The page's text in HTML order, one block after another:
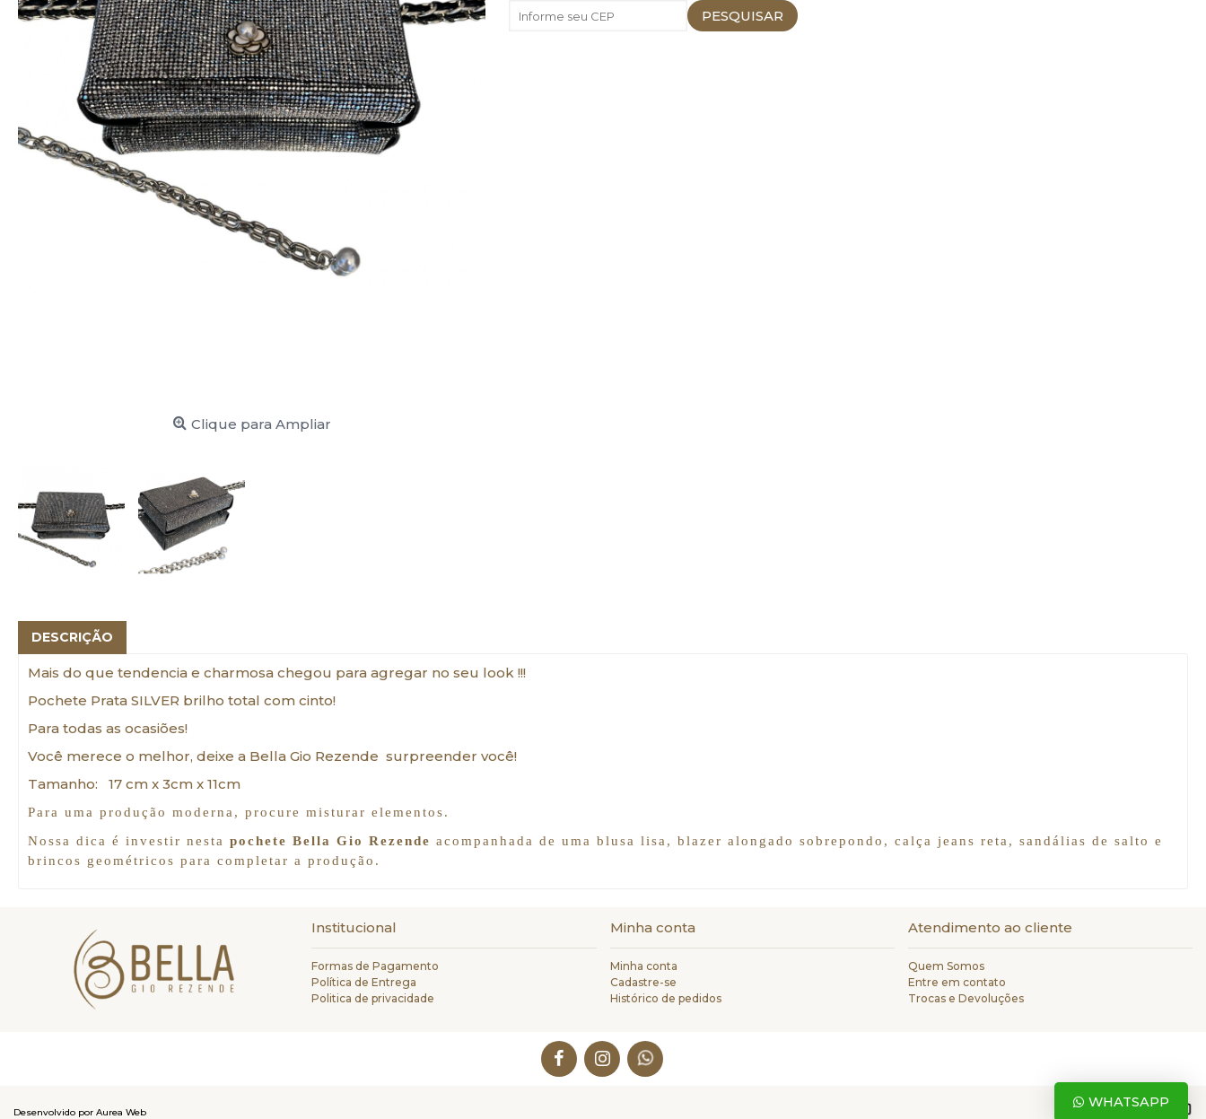
Clique para Ampliar
DESCRIÇÃO
Mais do que tendencia e charmosa chegou para agregar no seu look !!!
Pochete Prata SILVER brilho total com cinto!
Para todas as ocasiões!
Você merece o melhor, deixe a Bella Gio Rezende surpreender você!
Tamanho: 17 cm x 3cm x 11cm
Para uma produção moderna, procure misturar elementos.
Nossa dica é investir nesta pochete Bella Gio Rezende acompanhada de uma blusa lisa, blazer alongado sobrepondo, calça jeans reta, sandálias de salto e
brincos geométricos para completar a produção.
Institucional
Formas de Pagamento
Política de Entrega
Politica de privacidade
Minha conta
Minha conta
Cadastre-se
Histórico de pedidos
Atendimento ao cliente
Quem Somos
Entre em contato
Trocas e Devoluções
Desenvolvido por Aurea Web
WHATSAPP